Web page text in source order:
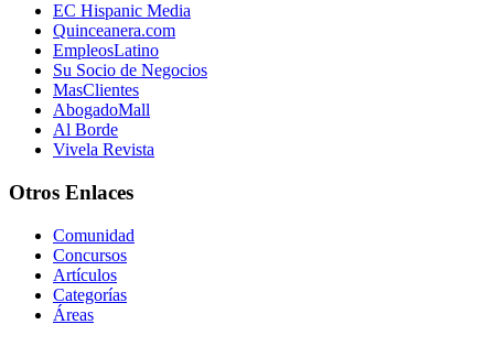
EC Hispanic Media
Quinceanera.com
EmpleosLatino
Su Socio de Negocios
MasClientes
AbogadoMall
Al Borde
Vivela Revista
Otros Enlaces
Comunidad
Concursos
Artículos
Categorías
Áreas